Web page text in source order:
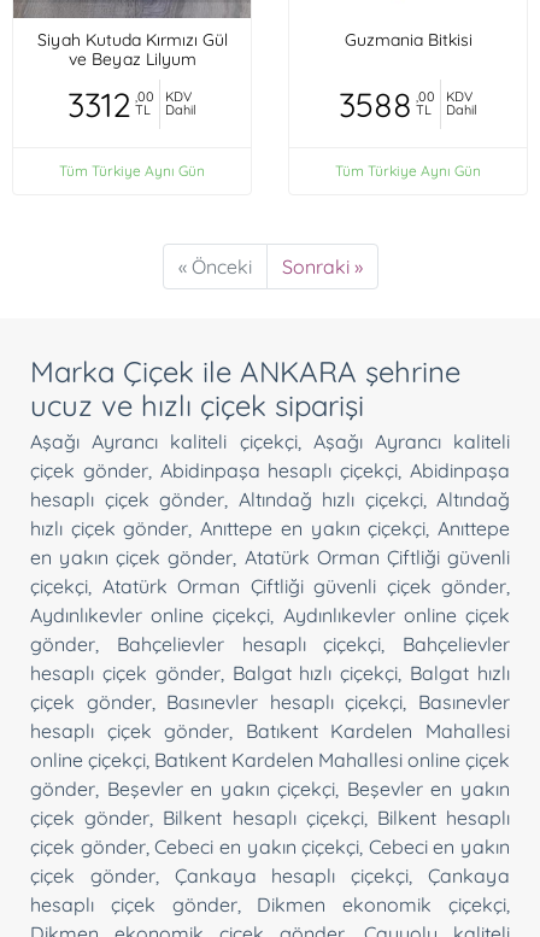
Siyah Kutuda Kırmızı Gül
ve Beyaz Lilyum
3312 ,00
TL
KDV
Dahil
Tüm Türkiye Aynı Gün
Guzmania Bitkisi
3588 ,00
TL
KDV
Dahil
Tüm Türkiye Aynı Gün
« Önceki Sonraki »
Marka Çiçek ile ANKARA şehrine
ucuz ve hızlı çiçek siparişi
Aşağı Ayrancı kaliteli çiçekçi, Aşağı Ayrancı kaliteli
çiçek gönder, Abidinpaşa hesaplı çiçekçi ,Abidinpaşa
hesaplı çiçek gönder Altındağ hızlı çiçekçi, Altındağ
hızlı çiçek gönder ,Anıttepe en yakın çiçekçi ,Anıttepe
en yakın çiçek gönder Atatürk Orman Çiftliği güvenli
çiçekçi Atatürk Orman Çiftliği güvenli çiçek gönder
Aydınlıkevler online çiçekçi Aydınlıkevler online çiçek
gönder
Bahçelievler hesaplı çiçekçi
Bahçelievler
hesaplı çiçek gönder, Balgat hızlı çiçekçi Balgat hızlı
çiçek gönder, Basınevler hesaplı çiçekçi
Basınevler
hesaplı çiçek gönder
Batıkent Kardelen Mahallesi
online çiçekçi Batıkent Kardelen Mahallesi online çiçek
gönder Beşevler en yakın çiçekçi Beşevler en yakın
çiçek gönder Bilkent hesaplı çiçekçi, Bilkent hesaplı
çiçek gönder,Cebeci en yakın çiçekçi Cebeci en yakın
çiçek gönder, Çankaya hesaplı çiçekçi ,Çankaya
hesaplı çiçek gönder, Dikmen ekonomik çiçekçi